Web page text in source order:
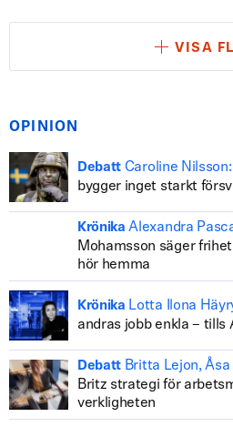
VISA
OPINION
Debatt Caroline Nilsson:
bygger inget starkt
Krönika Alexandra
Mohamsson säger
hör hemma
Krönika Lotta Ilona
andras jobb enkla – tills
Debatt Britta Lejon,
Britz strategi för
verkligheten